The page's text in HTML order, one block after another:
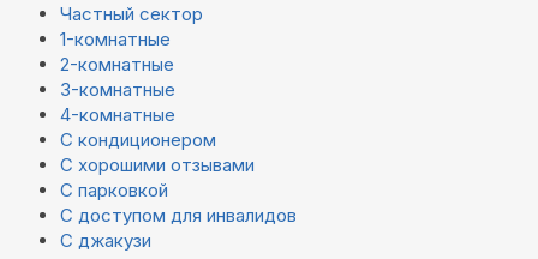
Частный сектор
1-комнатные
2-комнатные
3-комнатные
4-комнатные
С кондиционером
С хорошими отзывами
С парковкой
С доступом для инвалидов
С джакузи